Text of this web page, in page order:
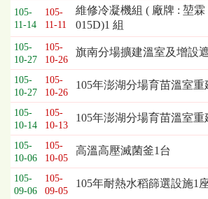
105-
11-14
105-
11-11
維修冷凝機組 ( 廠牌 : 堃
015D)1 組
105-
10-27
105-
10-26
旗南分場擴建溫室及增設
105-
10-27
105-
10-26
105年澎湖分場育苗溫室重
105-
10-14
105-
10-13
105年澎湖分場育苗溫室重
105-
10-06
105-
10-05
高溫高壓滅菌釜1台
105-
09-06
105-
09-05
105年耐熱水稻篩選設施1